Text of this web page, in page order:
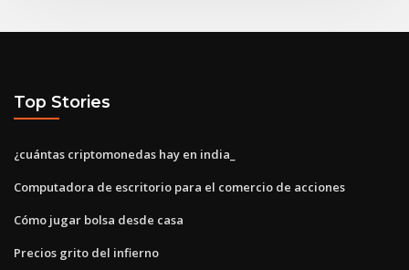
Top Stories
¿cuántas criptomonedas hay en india_
Computadora de escritorio para el comercio de acciones
Cómo jugar bolsa desde casa
Precios grito del infierno